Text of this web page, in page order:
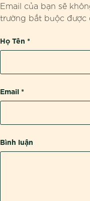
Email của bạn sẽ
trường bắt buộc được
Bình luận
Họ Tên *
Email *